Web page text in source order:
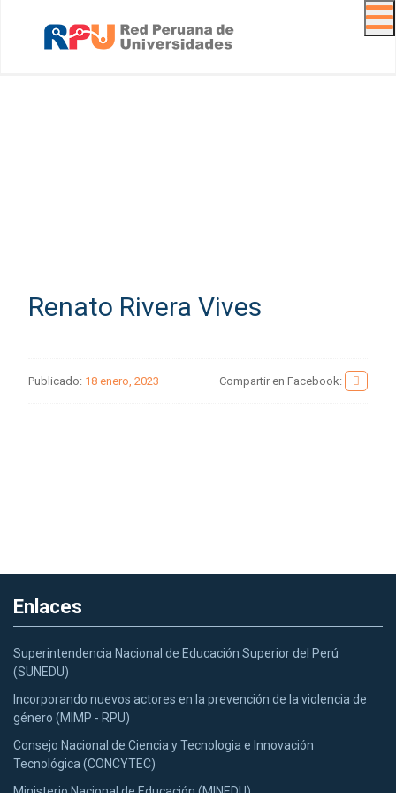
Renato Rivera Vives
Publicado: 18 enero, 2023 Compartir en Facebook:
Enlaces
Superintendencia Nacional de Educación Superior del Perú
(SUNEDU)
Incorporando nuevos actores en la prevención de la violencia de
género (MIMP - RPU)
Consejo Nacional de Ciencia y Tecnologia e Innovación
Tecnológica (CONCYTEC)